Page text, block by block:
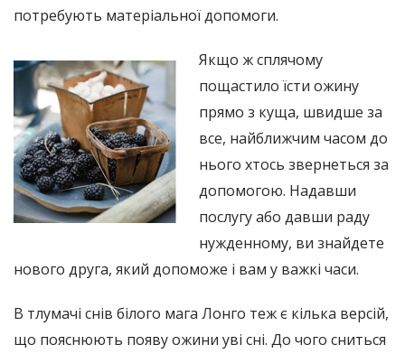
потребують матеріальної допомоги.
Якщо ж сплячому
пощастило їсти ожину
прямо з куща, швидше за
все, найближчим часом до
нього хтось звернеться за
допомогою. Надавши
послугу або давши раду
нужденному, ви знайдете
нового друга, який допоможе і вам у важкі часи.
В тлумачі снів білого мага Лонго теж є кілька версій,
що пояснюють появу ожини уві сні. До чого сниться